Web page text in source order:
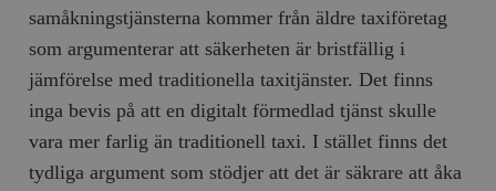
samåkningstjänsterna kommer från äldre taxiföretag
som argumenterar att säkerheten är bristfällig i
jämförelse med traditionella taxitjänster. Det finns
inga bevis på att en digitalt förmedlad tjänst skulle
vara mer farlig än traditionell taxi. I stället finns det
tydliga argument som stödjer att det är säkrare att åka